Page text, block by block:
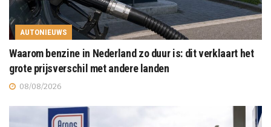
AUTONIEUWS
Waarom benzine in Nederland zo duur is: dit verklaart het
grote prijsverschil met andere landen
08/08/2026